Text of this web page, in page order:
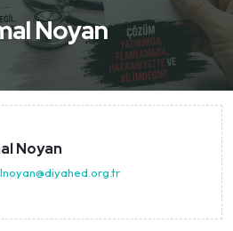
Noyan
Noyan